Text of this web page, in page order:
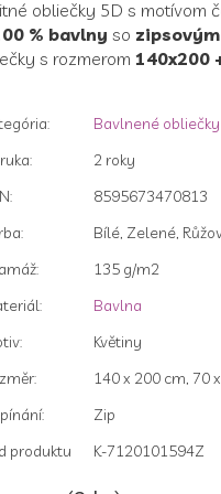
obliečky 5D s motívom
% bavlny so
s rozmerom 140x200
:
Bavlnené obliečky
:
2 roky
:
8595673470813
:
Bílé, Zelené,
:
135 g/m2
:
Bavlna
:
Květiny
:
140 x 200 cm, 70
:
Zip
produktu
K-7120101594Z